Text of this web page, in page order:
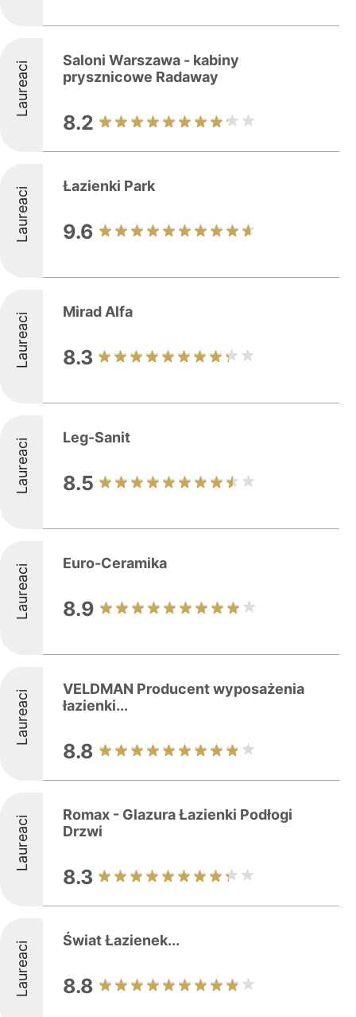
Laureaci
Saloni Warszawa - kabiny
prysznicowe Radaway
8.2
Laureaci Łazienki Park
9.6
Laureaci Mirad Alfa
8.3
Laureaci Leg-Sanit
8.5
Laureaci Euro-Ceramika
8.9
Laureaci
VELDMAN Producent wyposażenia
łazienki...
8.8
Laureaci
Romax - Glazura Łazienki Podłogi
Drzwi
8.3
Laureaci Świat Łazienek...
8.8